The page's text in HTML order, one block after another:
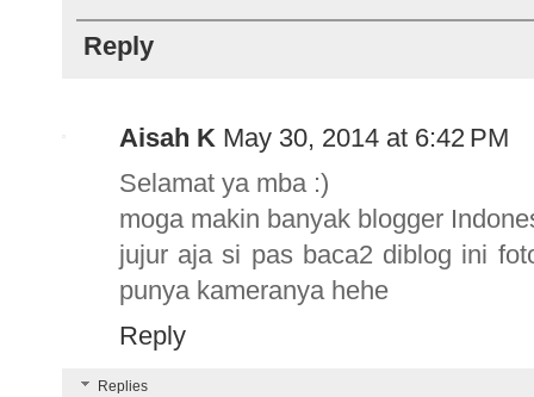
Reply
Aisah K May 30, 2014 at 6:42 PM
Selamat ya mba :)
moga makin banyak blogger
jujur aja si pas baca2 diblog ini
punya kameranya hehe
Reply
Replies